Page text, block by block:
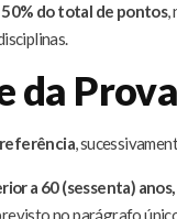
do total de pontos,
da
,
a 60 (sessenta) anos,
no parágrafo